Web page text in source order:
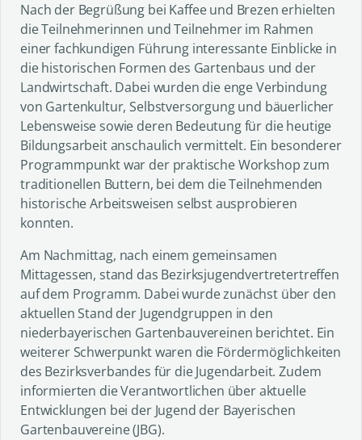
Nach der Begrüßung bei Kaffee und Brezen erhielten
die Teilnehmerinnen und Teilnehmer im Rahmen
einer fachkundigen Führung interessante Einblicke in
die historischen Formen des Gartenbaus und der
Landwirtschaft. Dabei wurden die enge Verbindung
von Gartenkultur, Selbstversorgung und bäuerlicher
Lebensweise sowie deren Bedeutung für die heutige
Bildungsarbeit anschaulich vermittelt. Ein besonderer
Programmpunkt war der praktische Workshop zum
traditionellen Buttern, bei dem die Teilnehmenden
historische Arbeitsweisen selbst ausprobieren
konnten.
Am Nachmittag, nach einem gemeinsamen
Mittagessen, stand das Bezirksjugendvertretertreffen
auf dem Programm. Dabei wurde zunächst über den
aktuellen Stand der Jugendgruppen in den
niederbayerischen Gartenbauvereinen berichtet. Ein
weiterer Schwerpunkt waren die Fördermöglichkeiten
des Bezirksverbandes für die Jugendarbeit. Zudem
informierten die Verantwortlichen über aktuelle
Entwicklungen bei der Jugend der Bayerischen
Gartenbauvereine (JBG).